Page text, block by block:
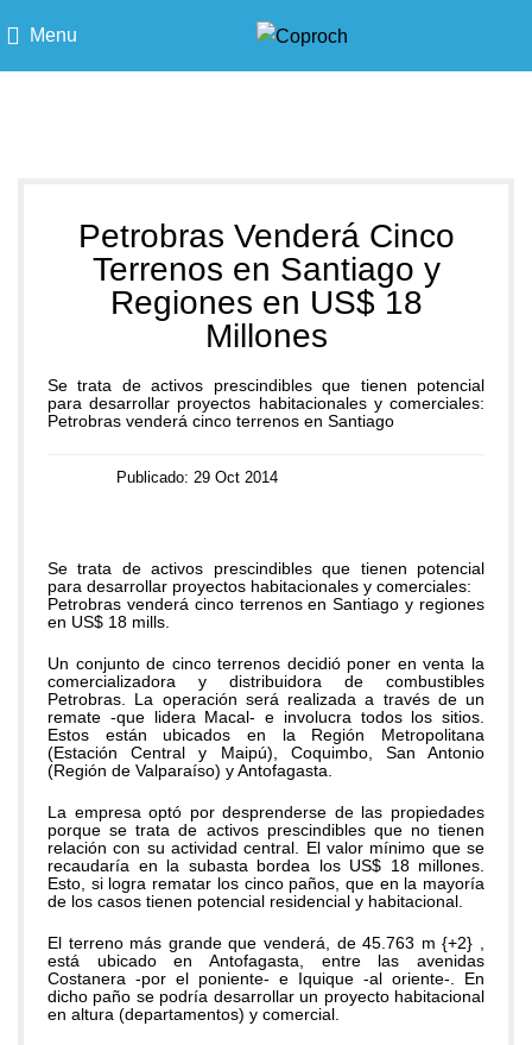
Menu
Petrobras Venderá Cinco
Terrenos en Santiago y
Regiones en US$ 18
Millones
Se trata de activos prescindibles que tienen potencial
para desarrollar proyectos habitacionales y comerciales:
Petrobras venderá cinco terrenos en Santiago
Publicado: 29 Oct 2014
Se trata de activos prescindibles que tienen potencial
para desarrollar proyectos habitacionales y comerciales:
Petrobras venderá cinco terrenos en Santiago y regiones
en US$ 18 mills.
Un conjunto de cinco terrenos decidió poner en venta la
comercializadora y distribuidora de combustibles
Petrobras. La operación será realizada a través de un
remate -que lidera Macal- e involucra todos los sitios.
Estos están ubicados en la Región Metropolitana
(Estación Central y Maipú), Coquimbo, San Antonio
(Región de Valparaíso) y Antofagasta.
La empresa optó por desprenderse de las propiedades
porque se trata de activos prescindibles que no tienen
relación con su actividad central. El valor mínimo que se
recaudaría en la subasta bordea los US$ 18 millones.
Esto, si logra rematar los cinco paños, que en la mayoría
de los casos tienen potencial residencial y habitacional.
El terreno más grande que venderá, de 45.763 m {+2} ,
está ubicado en Antofagasta, entre las avenidas
Costanera -por el poniente- e Iquique -al oriente-. En
dicho paño se podría desarrollar un proyecto habitacional
en altura (departamentos) y comercial.